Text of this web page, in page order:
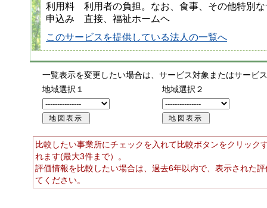
利用料 利用者の負担。なお、食事、その他特別
申込み 直接、福祉ホームヘ
このサービスを提供している法人の一覧へ
一覧表示を変更したい場合は、サービス対象またはサービ
地域選択１
地域選択２
比較したい事業所にチェックを入れて比較ボタンをクリック
れます(最大3件まで）。
評価情報を比較したい場合は、過去6年以内で、表示された
てください。